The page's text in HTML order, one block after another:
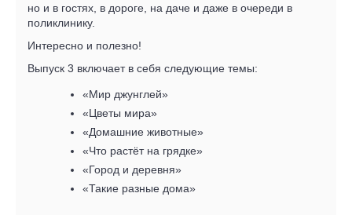
но и в гостях, в дороге, на даче и даже в очереди в
поликлинику.
Интересно и полезно!
Выпуск 3 включает в себя следующие темы:
«Мир джунглей»
«Цветы мира»
«Домашние животные»
«Что растёт на грядке»
«Город и деревня»
«Такие разные дома»